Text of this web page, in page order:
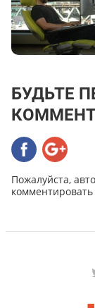
БУДЬТЕ
Пожалуйста,
комментировать